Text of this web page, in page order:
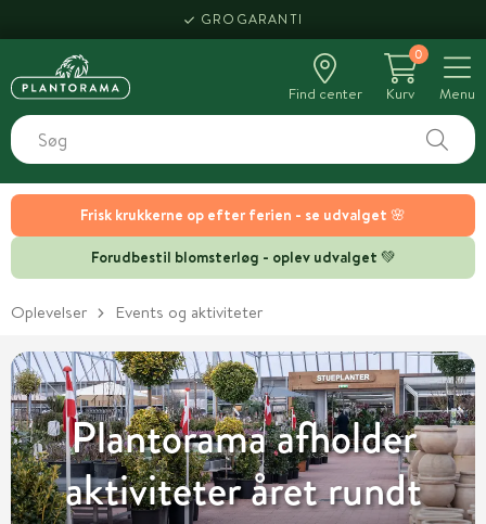
Frisk krukkerne op efter ferien - se udvalget 🌸
Forudbestil blomsterløg - oplev udvalget 💚
GROGARANTI
Find center
0
Kurv
Menu
Oplevelser Events og aktiviteter
Plantorama afholder
aktiviteter året rundt